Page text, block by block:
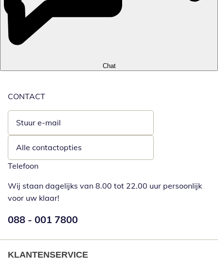
Chat
CONTACT
Stuur e-mail
Opent e-mailclient
Alle contactopties
Telefoon
Wij staan dagelijks van 8.00 tot 22.00 uur persoonlijk
voor uw klaar!
Telefoonnummer:
088 - 001 7800
KLANTENSERVICE